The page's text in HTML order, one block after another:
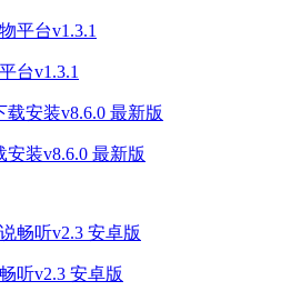
台v1.3.1
安装v8.6.0 最新版
听v2.3 安卓版